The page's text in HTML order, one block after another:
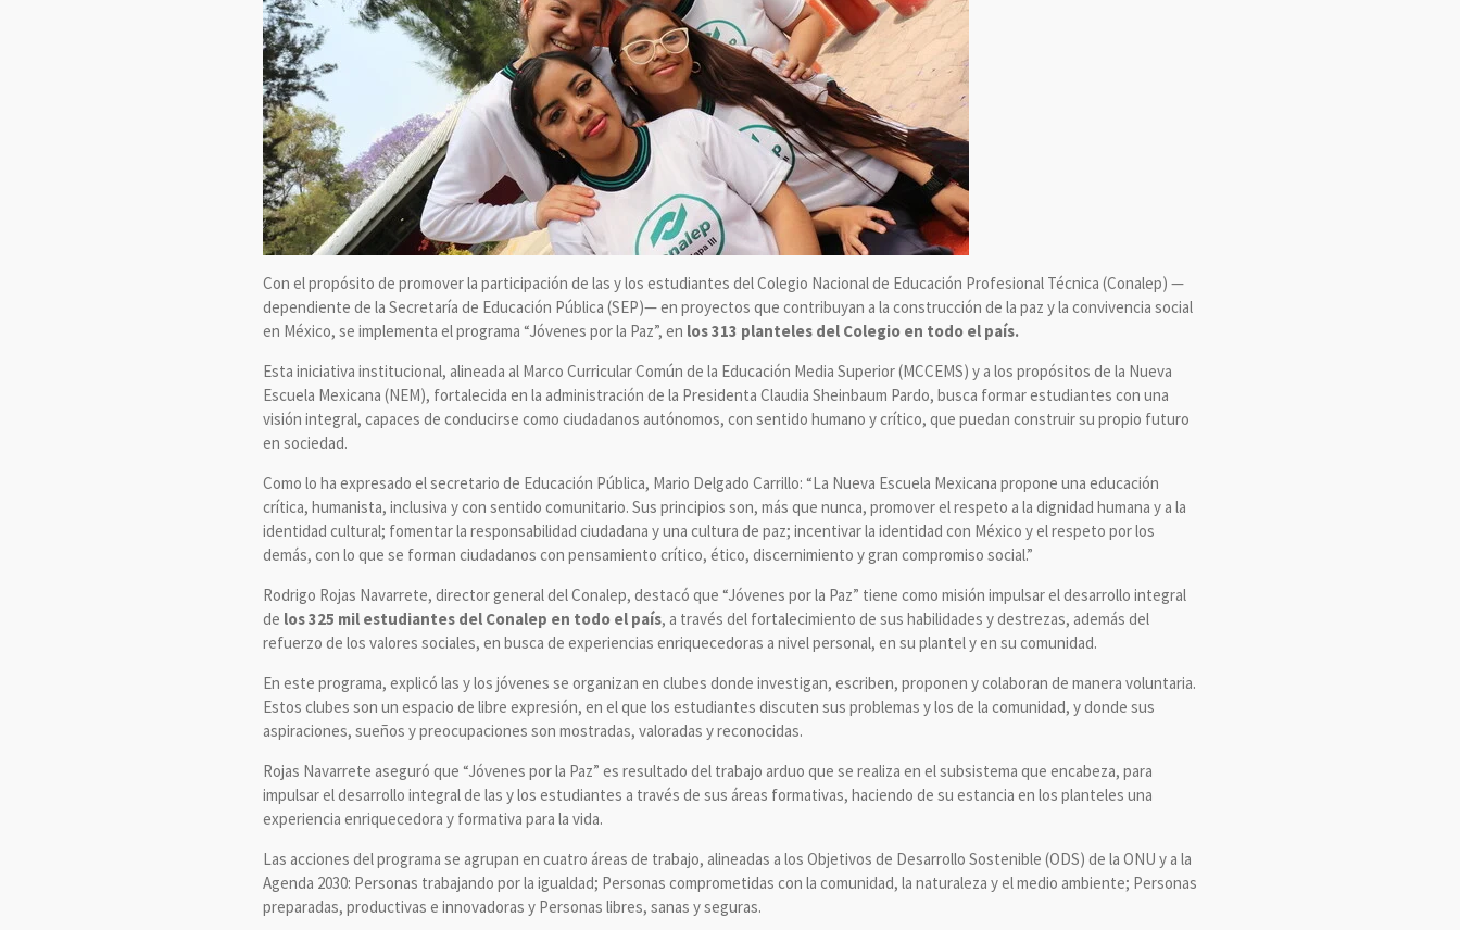
Con el propósito de promover la participación de las y los estudiantes del Colegio Nacional de Educación Profesional Técnica (Conalep) —
dependiente de la Secretaría de Educación Pública (SEP)— en proyectos que contribuyan a la construcción de la paz y la convivencia social
en México, se implementa el programa “Jóvenes por la Paz”, en los 313 planteles del Colegio en todo el país.
Esta iniciativa institucional, alineada al Marco Curricular Común de la Educación Media Superior (MCCEMS) y a los propósitos de la Nueva
Escuela Mexicana (NEM), fortalecida en la administración de la Presidenta Claudia Sheinbaum Pardo, busca formar estudiantes con una
visión integral, capaces de conducirse como ciudadanos autónomos, con sentido humano y crítico, que puedan construir su propio futuro
en sociedad.
Como lo ha expresado el secretario de Educación Pública, Mario Delgado Carrillo: “La Nueva Escuela Mexicana propone una educación
crítica, humanista, inclusiva y con sentido comunitario. Sus principios son, más que nunca, promover el respeto a la dignidad humana y a la
identidad cultural; fomentar la responsabilidad ciudadana y una cultura de paz; incentivar la identidad con México y el respeto por los
demás, con lo que se forman ciudadanos con pensamiento crítico, ético, discernimiento y gran compromiso social.”
Rodrigo Rojas Navarrete, director general del Conalep, destacó que “Jóvenes por la Paz” tiene como misión impulsar el desarrollo integral
de los 325 mil estudiantes del Conalep en todo el país, a través del fortalecimiento de sus habilidades y destrezas, además del
refuerzo de los valores sociales, en busca de experiencias enriquecedoras a nivel personal, en su plantel y en su comunidad.
En este programa, explicó las y los jóvenes se organizan en clubes donde investigan, escriben, proponen y colaboran de manera voluntaria.
Estos clubes son un espacio de libre expresión, en el que los estudiantes discuten sus problemas y los de la comunidad, y donde sus
aspiraciones, sueños y preocupaciones son mostradas, valoradas y reconocidas.
Rojas Navarrete aseguró que “Jóvenes por la Paz” es resultado del trabajo arduo que se realiza en el subsistema que encabeza, para
impulsar el desarrollo integral de las y los estudiantes a través de sus áreas formativas, haciendo de su estancia en los planteles una
experiencia enriquecedora y formativa para la vida.
Las acciones del programa se agrupan en cuatro áreas de trabajo, alineadas a los Objetivos de Desarrollo Sostenible (ODS) de la ONU y a la
Agenda 2030: Personas trabajando por la igualdad; Personas comprometidas con la comunidad, la naturaleza y el medio ambiente; Personas
preparadas, productivas e innovadoras y Personas libres, sanas y seguras.